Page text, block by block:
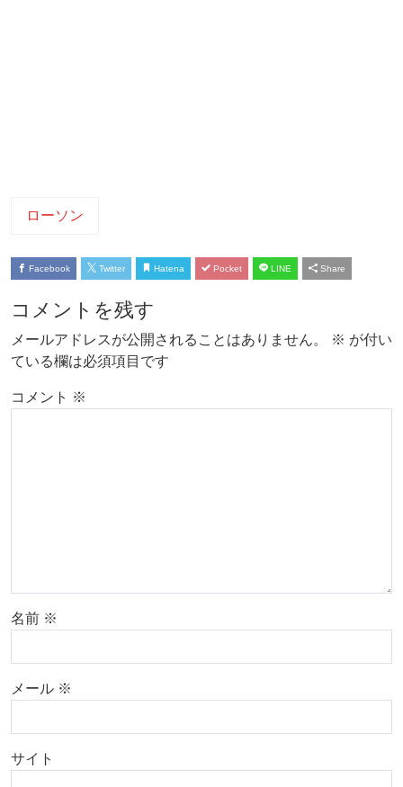
ローソン
Facebook Twitter Hatena Pocket LINE Share
コメントを残す
メールアドレスが公開されることはありません。 ※ が付い
ている欄は必須項目です
コメント ※
名前 ※
メール ※
サイト